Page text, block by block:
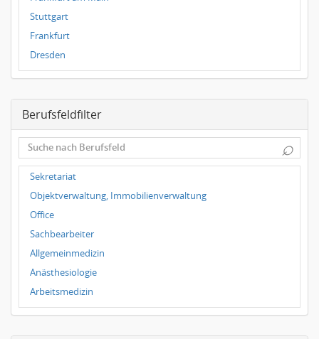
Stuttgart
Frankfurt
Dresden
Magdeburg
Dortmund
Wuppertal
Hallbergmoos
Würzburg
Grünwald
Ulm
Bielefeld
Hannover
Duisburg
Berufsfeldfilter
⌕
Sekretariat
Objektverwaltung, Immobilienverwaltung
Office
Sachbearbeiter
Allgemeinmedizin
Anästhesiologie
Arbeitsmedizin
Augenheilkunde